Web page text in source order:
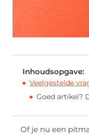
Inhoudsopgave:
Veelgestelde
Goed artikel?
Of je nu een